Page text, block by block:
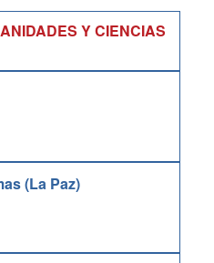
Y CIENCIAS
(La Paz)